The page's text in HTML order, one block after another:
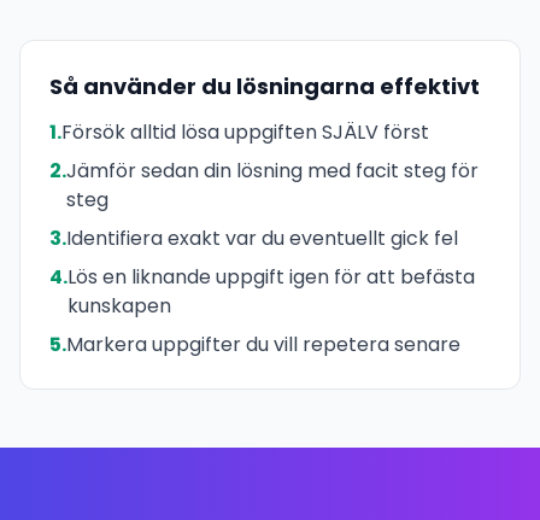
Så använder du lösningarna effektivt
1.Försök alltid lösa uppgiften SJÄLV först
2.Jämför sedan din lösning med facit steg för
steg
3.Identifiera exakt var du eventuellt gick fel
4.Lös en liknande uppgift igen för att befästa
kunskapen
5.Markera uppgifter du vill repetera senare